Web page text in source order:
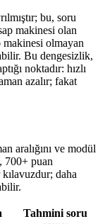
bu, soru
makinesi olan
makinesi olmayan
Bu dengesizlik,
noktadır: hızlı
azalır; fakat
aralığını ve modül
700+ puan
daha
Tahmini soru